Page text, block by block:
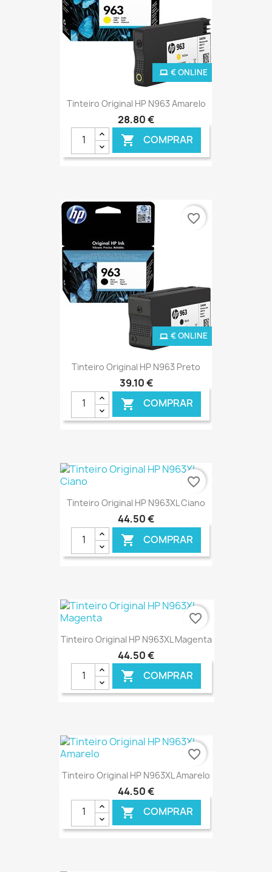
Tinteiro Original HP N963 Amarelo
28,80 €
 COMPRAR
€ ONLINE
Tinteiro Original HP N963 Preto
39,10 €
 COMPRAR
€ ONLINE
favorite_border
Tinteiro Original HP N963XL Ciano
44,50 €
 COMPRAR
€ ONLINE
favorite_border
Tinteiro Original HP N963XL Magenta
44,50 €
 COMPRAR
€ ONLINE
favorite_border
Tinteiro Original HP N963XL Amarelo
44,50 €
 COMPRAR
favorite_border